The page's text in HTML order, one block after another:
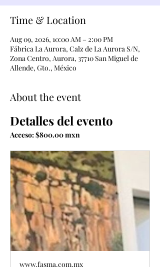
Time & Location
Aug 09, 2026, 10:00 AM – 2:00 PM
Fábrica La Aurora, Calz de La Aurora S/N,
Zona Centro, Aurora, 37710 San Miguel de
Allende, Gto., México
About the event
Detalles del evento
Acceso: $800.00 mxn
www.fasma.com.mx